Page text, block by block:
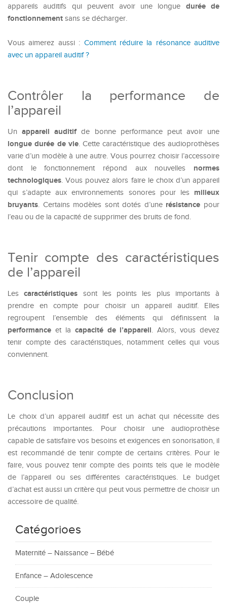
appareils auditifs qui peuvent avoir une longue durée de
fonctionnement sans se décharger.
Vous aimerez aussi : Comment réduire la résonance auditive
avec un appareil auditif ?
Contrôler la performance de
l’appareil
Unappareil auditifde bonne performance peut avoir une
longue durée de vie. Cette caractéristique des audioprothèses
varie d’un modèle à une autre. Vous pourrez choisir l’accessoire
dont le fonctionnement répond aux nouvelles normes
technologiques. Vous pouvez alors faire le choix d’un appareil
qui s’adapte aux environnements sonores pour les milieux
bruyants. Certains modèles sont dotés d’une résistance pour
l’eau ou de la capacité de supprimer des bruits de fond.
Tenir compte des caractéristiques
de l’appareil
Lescaractéristiques sont les points les plus importants à
prendre en compte pour choisir un appareil auditif. Elles
regroupent l’ensemble des éléments qui définissent la
performance et la capacité de l’appareil. Alors, vous devez
tenir compte des caractéristiques, notamment celles qui vous
conviennent.
Conclusion
Le choix d’un appareil auditif est un achat qui nécessite des
précautions importantes. Pour choisir une audioprothèse
capable de satisfaire vos besoins et exigences en sonorisation, il
est recommandé de tenir compte de certains critères. Pour le
faire, vous pouvez tenir compte des points tels que le modèle
de l’appareil ou ses différentes caractéristiques. Le budget
d’achat est aussi un critère qui peut vous permettre de choisir un
accessoire de qualité.
Catégorioes
Maternité – Naissance – Bébé
Enfance – Adolescence
Couple